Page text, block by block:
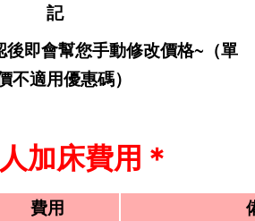
記
後即會幫您手動修改價格~（單
不適用優惠碼）
加床費用＊
費用